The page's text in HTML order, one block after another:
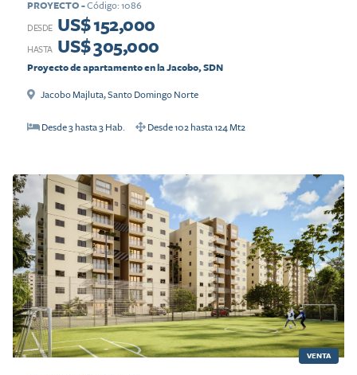
PROYECTO -Código: 1086
DESDE US$ 152,000
HASTA US$ 305,000
Proyecto de apartamento en la Jacobo, SDN
Jacobo Majluta,Santo Domingo Norte
Desde3 hasta3 Hab. Desde102 hasta124Mt2
VENTA